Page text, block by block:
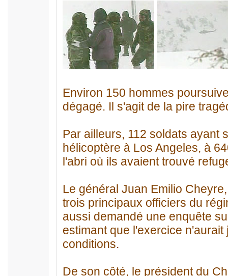
Environ 150 hommes
dégagé. Il s'agit de la pire
Par ailleurs, 112 soldats ayant
hélicoptère à Los Angeles, à
l'abri où ils avaient trouvé
Le général Juan Emilio
trois principaux officiers du
aussi demandé une enquête
estimant que l'exercice
conditions.
De son côté, le président du